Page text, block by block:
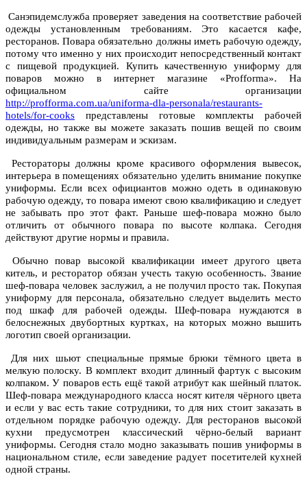
Санэпидемслужба проверяет заведения на соответствие рабочей
одежды установленным требованиям. Это касается кафе,
ресторанов. Повара обязательно должны иметь рабочую одежду,
потому что именно у них происходит непосредственный контакт
с пищевой продукцией. Купить качественную униформу для
поваров можно в интернет магазине «Profforma». На
официальном сайте организации
http://profforma.com.ua/uniforma-dla-personala/restaurants-
hotels/for-cooks представлены готовые комплекты рабочей
одежды, но также вы можете заказать пошив вещей по своим
индивидуальным размерам и эскизам.
Рестораторы должны кроме красивого оформления вывесок,
интерьера в помещениях обязательно уделить внимание покупке
униформы. Если всех официантов можно одеть в одинаковую
рабочую одежду, то повара имеют свою квалификацию и следует
не забывать про этот факт. Раньше шеф-повара можно было
отличить от обычного повара по высоте колпака. Сегодня
действуют другие нормы и правила.
Обычно повар высокой квалификации имеет другого цвета
китель, и ресторатор обязан учесть такую особенность. Звание
шеф-повара человек заслужил, а не получил просто так. Покупая
униформу для персонала, обязательно следует выделить место
под шкаф для рабочей одежды. Шеф-повара нуждаются в
белоснежных двубортных куртках, на которых можно вышить
логотип своей организации.
Для них шьют специальные прямые брюки тёмного цвета в
мелкую полоску. В комплект входит длинный фартук с высоким
колпаком. У поваров есть ещё такой атрибут как шейный платок.
Шеф-повара международного класса носят кителя чёрного цвета
и если у вас есть такие сотрудники, то для них стоит заказать в
отдельном порядке рабочую одежду. Для ресторанов высокой
кухни предусмотрен классический чёрно-белый вариант
униформы. Сегодня стало модно заказывать пошив униформы в
национальном стиле, если заведение радует посетителей кухней
одной страны.